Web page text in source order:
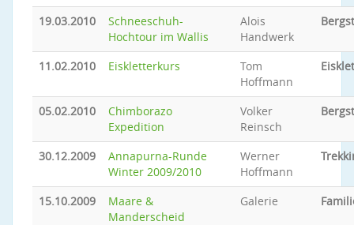
19.03.2010
Schneeschuh-
Hochtour im Wallis
Alois
Handwerk
11.02.2010 Eiskletterkurs
Tom
Hoffmann
05.02.2010
Chimborazo
Expedition
Volker
Reinsch
30.12.2009
Annapurna-Runde
Winter 2009/2010
Werner
Hoffmann
15.10.2009
Maare &
Manderscheid
Galerie